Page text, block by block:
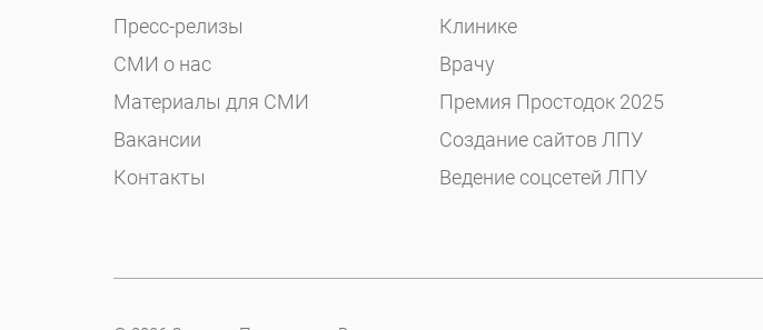
Пресс-релизы
СМИ о нас
Материалы для СМИ
Вакансии
Контакты
Клинике
Врачу
Премия Простодок 2025
Создание сайтов ЛПУ
Ведение соцсетей ЛПУ